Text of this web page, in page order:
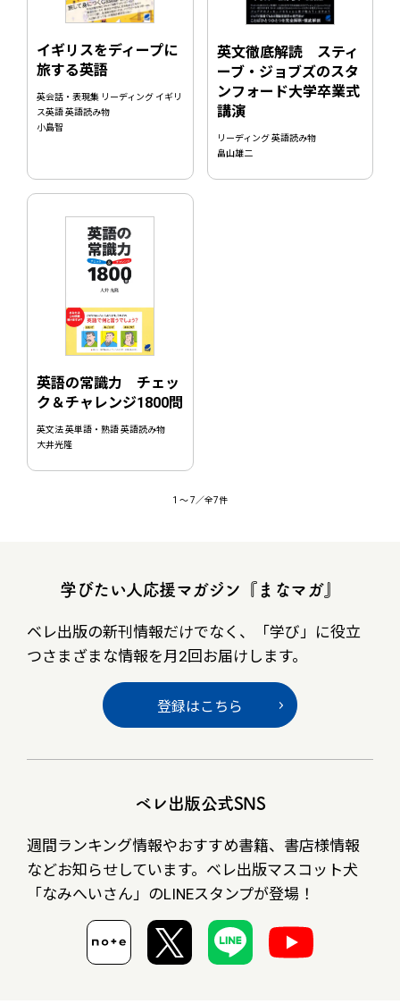
イギリスをディープに
旅する英語
英会話・表現集 リーディング イギリ
ス英語 英語読み物
小島智
英文徹底解読 スティ
ーブ・ジョブズのスタ
ンフォード大学卒業式
講演
リーディング 英語読み物
畠山雄二
英語の常識力 チェッ
ク＆チャレンジ1800問
英文法 英単語・熟語 英語読み物
大井光隆
1 〜7／全7件
学びたい人応援マガジン『まなマガ』
ベレ出版の新刊情報だけでなく、
「学び」に役立
つさまざまな情報を月2回お届けします。
登録はこちら
ベレ出版公式SNS
週間ランキング情報やおすすめ書籍、書店様情報
などお知らせしています。ベレ出版マスコット犬
「なみへいさん」のLINEスタンプが登場！